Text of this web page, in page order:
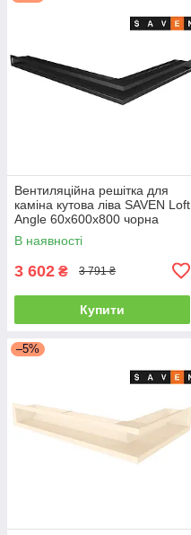
Вентиляційна решітка для
каміна кутова ліва SAVEN Loft
Angle 60х600х800 чорна
В наявності
3 602 ₴ 3 791 ₴
Купити
–5%